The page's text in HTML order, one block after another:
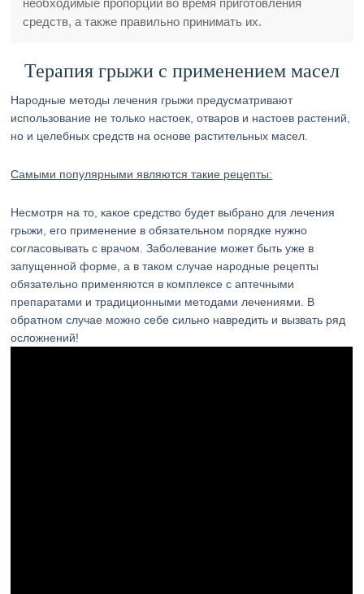
необходимые пропорции во время приготовления
средств, а также правильно принимать их.
Терапия грыжи с применением масел
Народные методы лечения грыжи предусматривают
использование не только настоек, отваров и настоев растений,
но и целебных средств на основе растительных масел.
Самыми популярными являются такие рецепты:
Несмотря на то, какое средство будет выбрано для лечения
грыжи, его применение в обязательном порядке нужно
согласовывать с врачом. Заболевание может быть уже в
запущенной форме, а в таком случае народные рецепты
обязательно применяются в комплексе с аптечными
препаратами и традиционными методами лечениями. В
обратном случае можно себе сильно навредить и вызвать ряд
осложнений!